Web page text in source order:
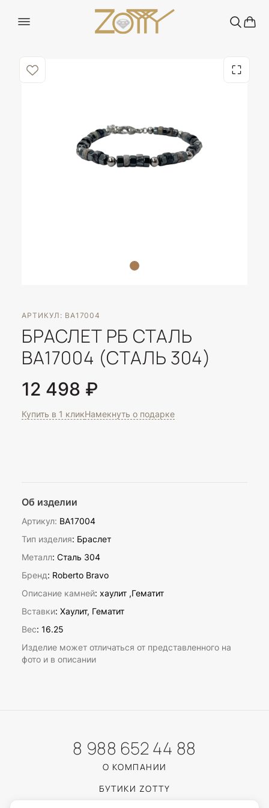
АРТИКУЛ: BA17004
БРАСЛЕТ РБ СТАЛЬ
BA17004 (СТАЛЬ 304)
12 498 ₽
Купить в 1 кликНамекнуть о подарке
Об изделии
Артикул: BA17004
Тип изделия: Браслет
Металл: Сталь 304
Бренд: Roberto Bravo
Описание камней: хаулит ,Гематит
Вставки: Хаулит, Гематит
Вес: 16.25
Изделие может отличаться от представленного на
фото и в описании
8 988 652 44 88
О КОМПАНИИ
БУТИКИ ZOTTY